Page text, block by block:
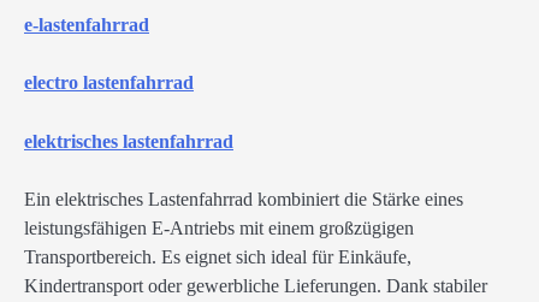
e-lastenfahrrad
electro lastenfahrrad
elektrisches lastenfahrrad
Ein elektrisches Lastenfahrrad kombiniert die Stärke eines
leistungsfähigen E-Antriebs mit einem großzügigen
Transportbereich. Es eignet sich ideal für Einkäufe,
Kindertransport oder gewerbliche Lieferungen. Dank stabiler